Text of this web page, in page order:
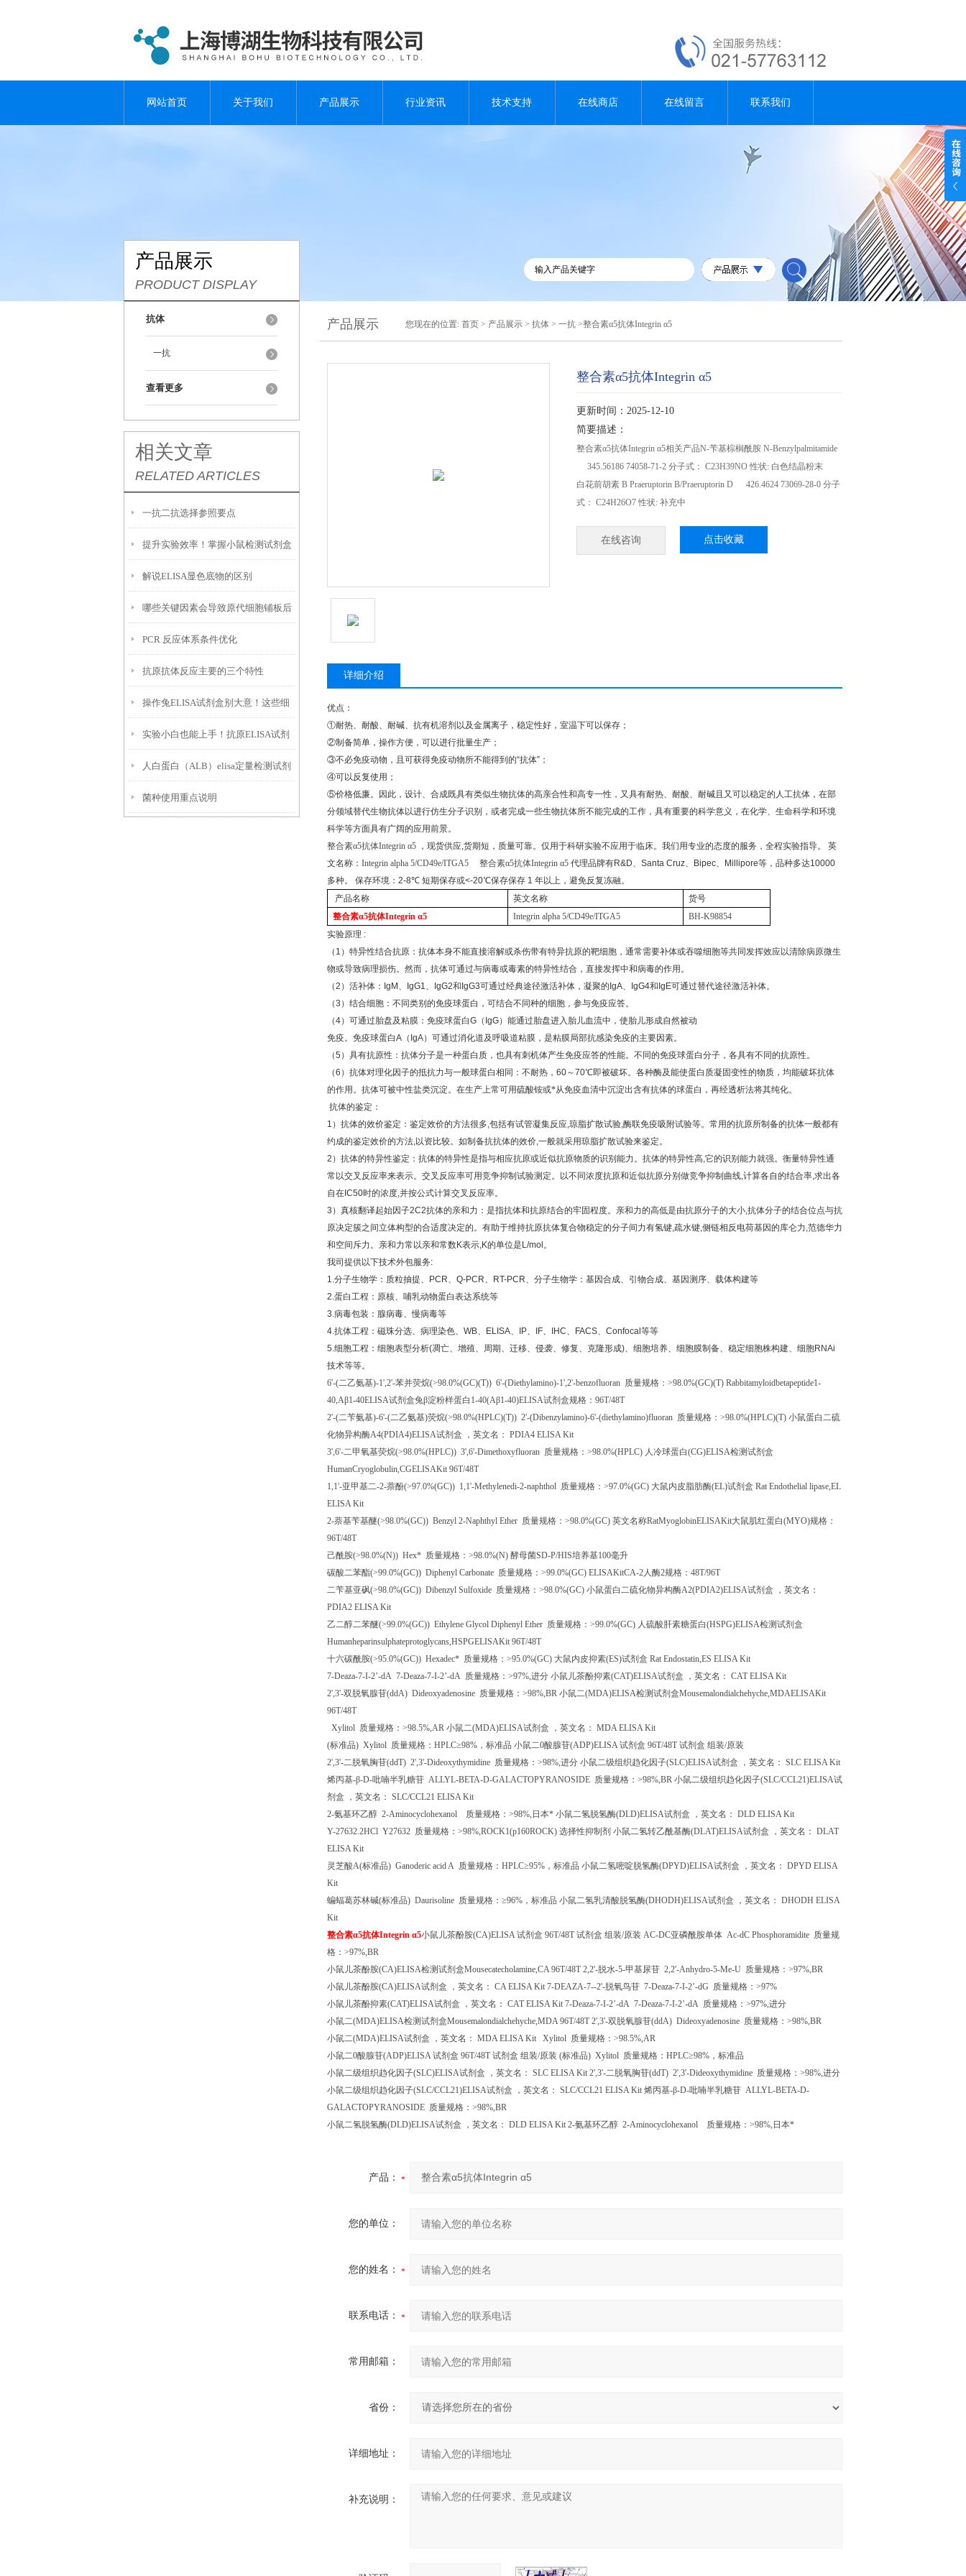
网站首页 关于我们 产品展示 行业资讯 技术支持 在线商店 在线留言 联系我们
产品展示
PRODUCT DISPLAY
抗体
一抗
查看更多
相关文章
RELATED ARTICLES
一抗二抗选择参照要点
提升实验效率！掌握小鼠检测试剂盒
的使用技巧
解说ELISA显色底物的区别
哪些关键因素会导致原代细胞铺板后
贴壁效率低下，大量细胞悬浮无法黏
附
PCR 反应体系条件优化
抗原抗体反应主要的三个特性
操作兔ELISA试剂盒别大意！这些细
节一定要盯紧
实验小白也能上手！抗原ELISA试剂
盒使用全攻略
人白蛋白（ALB）elisa定量检测试剂
盒特点以及技术原理
菌种使用重点说明
产品展示 您现在的位置: 首页 > 产品展示 > 抗体 > 一抗 >整合素α5抗体Integrin α5
整合素α5抗体Integrin α5
更新时间：2025-12-10
简要描述：
整合素α5抗体Integrin α5相关产品N-苄基棕榈酰胺 N-Benzylpalmitamide
345.56186 74058-71-2 分子式： C23H39NO 性状: 白色结晶粉末
白花前胡素 B Praeruptorin B/Praeruptorin D 426.4624 73069-28-0 分子
式： C24H26O7 性状: 补充中
在线咨询 点击收藏
详细介绍
优点：
①耐热、耐酸、耐碱、抗有机溶剂以及金属离子，稳定性好，室温下可以保存；
②制备简单，操作方便，可以进行批量生产；
③不必免疫动物，且可获得免疫动物所不能得到的“抗体” ；
④可以反复使用；
⑤价格低廉。因此，设计、合成既具有类似生物抗体的高亲合性和高专一性，又具有耐热、耐酸、耐碱且又可以稳定的人工抗体，在部
分领域替代生物抗体以进行仿生分子识别，或者完成一些生物抗体所不能完成的工作，具有重要的科学意义，在化学、生命科学和环境
科学等方面具有广阔的应用前景。
整合素α5抗体Integrin α5 ，现货供应,货期短，质量可靠。仅用于科研实验不应用于临床。我们用专业的态度的服务，全程实验指导。
英
文名称： Integrin alpha 5/CD49e/ITGA5 整合素α5抗体Integrin α5 代理品牌有R&D、 Santa Cruz、 Bipec、 Millipore等，品种多达10000
多种。
保存环境： 2-8℃ 短期保存或<-20℃保存保存 1 年以上，避免反复冻融。
产品名称
英文名称
货号
整合素α5抗体Integrinα5 Integrin alpha 5/CD49e/ITGA5
BH-K98854
实验原理 :
（ 1 ）特异性结合抗原：抗体本身不能直接溶解或杀伤带有特异抗原的靶细胞，通常需要补体或吞噬细胞等共同发挥效应以清除病原微生
物或导致病理损伤。然而，抗体可通过与病毒或毒素的特异性结合，直接发挥中和病毒的作用。
（2 ）活补体： IgM 、 IgG1、 IgG2和 IgG3可通过经典途径激活补体，凝聚的 IgA、 IgG4和 IgE可通过替代途径激活补体。
（3 ）结合细胞：不同类别的免疫球蛋白，可结合不同种的细胞，参与免疫应答。
（4）可通过胎盘及粘膜：免疫球蛋白G （ IgG）能通过胎盘进入胎儿血流中，使胎儿形成自然被动
免疫。免疫球蛋白A （ IgA）可通过消化道及呼吸道粘膜，是粘膜局部抗感染免疫的主要因素。
（5 ）具有抗原性：抗体分子是一种蛋白质，也具有刺机体产生免疫应答的性能。不同的免疫球蛋白分子，各具有不同的抗原性。
（6 ）抗体对理化因子的抵抗力与一般球蛋白相同：不耐热， 60～70℃即被破坏。各种酶及能使蛋白质凝固变性的物质，均能破坏抗体
的作用。抗体可被中性盐类沉淀。在生产上常可用硫酸铵或*从免疫血清中沉淀出含有抗体的球蛋白，再经透析法将其纯化。
抗体的鉴定：
1 ）抗体的效价鉴定：鉴定效价的方法很多,包括有试管凝集反应,琼脂扩散试验,酶联免疫吸附试验等。常用的抗原所制备的抗体一般都有
约成的鉴定效价的方法,以资比较。如制备抗抗体的效价,一般就采用琼脂扩散试验来鉴定。
2 ）抗体的特异性鉴定：抗体的特异性是指与相应抗原或近似抗原物质的识别能力。抗体的特异性高,它的识别能力就强。衡量特异性通
常以交叉反应率来表示。交叉反应率可用竞争抑制试验测定。以不同浓度抗原和近似抗原分别做竞争抑制曲线,计算各自的结合率,求出各
自在 IC50时的浓度,并按公式计算交叉反应率。
3 ）真核翻译起始因子2C2抗体的亲和力：是指抗体和抗原结合的牢固程度。亲和力的高低是由抗原分子的大小,抗体分子的结合位点与抗
原决定簇之间立体构型的合适度决定的。有助于维持抗原抗体复合物稳定的分子间力有氢键,疏水键,侧链相反电荷基因的库仑力,范德华力
和空间斥力。亲和力常以亲和常数K表示,K的单位是 L/mol 。
我司提供以下技术外包服务:
1.分子生物学：质粒抽提、 PCR、 Q-PCR、 RT-PCR、分子生物学：基因合成、引物合成、基因测序、载体构建等
2.蛋白工程：原核、哺乳动物蛋白表达系统等
3.病毒包装：腺病毒、慢病毒等
4.抗体工程：磁珠分选、病理染色、 WB、 ELISA、 IP、 IF、 IHC、 FACS、 Confocal 等等
5.细胞工程：细胞表型分析(凋亡、增殖、周期、迁移、侵袭、修复、克隆形成)、细胞培养、细胞膜制备、稳定细胞株构建、细胞RNAi
技术等等。
6'-(二乙氨基)-1',2'-苯并荧烷(>98.0%(GC)(T)) 6'-(Diethylamino)-1',2'-benzofluoran 质量规格： >98.0%(GC)(T) Rabbitamyloidbetapeptide1-
40,Aβ1-40ELISA试剂盒兔β淀粉样蛋白 1-40(Aβ1-40)ELISA试剂盒规格： 96T/48T
2'-(二苄氨基)-6'-(二乙氨基)荧烷(>98.0%(HPLC)(T)) 2'-(Dibenzylamino)-6'-(diethylamino)fluoran 质量规格： >98.0%(HPLC)(T) 小鼠蛋白二硫
化物异构酶A4(PDIA4)ELISA试剂盒 ，英文名： PDIA4 ELISA Kit
3',6'-二甲氧基荧烷(>98.0%(HPLC)) 3',6'-Dimethoxyfluoran 质量规格： >98.0%(HPLC) 人冷球蛋白(CG)ELISA检测试剂盒
HumanCryoglobulin,CGELISAKit 96T/48T
1,1'-亚甲基二-2-萘酚(>97.0%(GC)) 1,1'-Methylenedi-2-naphthol 质量规格： >97.0%(GC) 大鼠内皮脂肪酶(EL)试剂盒 Rat Endothelial lipase,EL
ELISA Kit
2-萘基苄基醚(>98.0%(GC)) Benzyl 2-Naphthyl Ether 质量规格： >98.0%(GC) 英文名称RatMyoglobinELISAKit大鼠肌红蛋白(MYO)规格：
96T/48T
己酰胺(>98.0%(N)) Hex* 质量规格： >98.0%(N) 酵母菌SD-P/HIS培养基100毫升
碳酸二苯酯(>99.0%(GC)) Diphenyl Carbonate 质量规格： >99.0%(GC) ELISAKitCA-2人酶2规格： 48T/96T
二苄基亚砜(>98.0%(GC)) Dibenzyl Sulfoxide 质量规格： >98.0%(GC) 小鼠蛋白二硫化物异构酶A2(PDIA2)ELISA试剂盒
，英文名：
PDIA2 ELISA Kit
乙二醇二苯醚(>99.0%(GC)) Ethylene Glycol Diphenyl Ether 质量规格： >99.0%(GC) 人硫酸肝素糖蛋白(HSPG)ELISA检测试剂盒
Humanheparinsulphateprotoglycans,HSPGELISAKit 96T/48T
十六碳酰胺(>95.0%(GC)) Hexadec* 质量规格： >95.0%(GC) 大鼠内皮抑素(ES)试剂盒 Rat Endostatin,ES ELISA Kit
7-Deaza-7-I-2’-dA 7-Deaza-7-I-2’-dA 质量规格： >97%,进分 小鼠儿茶酚抑素(CAT)ELISA试剂盒 ，英文名： CAT ELISA Kit
2',3'-双脱氧腺苷(ddA) Dideoxyadenosine 质量规格： >98%,BR 小鼠二(MDA)ELISA检测试剂盒Mousemalondialchehyche,MDAELISAKit
96T/48T
Xylitol 质量规格： >98.5%,AR 小鼠二(MDA)ELISA试剂盒 ，英文名： MDA ELISA Kit
(标准品) Xylitol 质量规格： HPLC≥98% ，标准品 小鼠二0酸腺苷(ADP)ELISA试剂盒 96T/48T 试剂盒 组装/原装
2',3'-二脱氧胸苷(ddT) 2',3'-Dideoxythymidine 质量规格： >98%,进分 小鼠二级组织趋化因子(SLC)ELISA试剂盒 ，英文名： SLC ELISA Kit
烯丙基-β-D-吡喃半乳糖苷 ALLYL-BETA-D-GALACTOPYRANOSIDE 质量规格： >98%,BR 小鼠二级组织趋化因子(SLC/CCL21)ELISA试
剂盒
，英文名： SLC/CCL21 ELISA Kit
2-氨基环乙醇 2-Aminocyclohexanol 质量规格： >98%, 日本* 小鼠二氢脱氢酶(DLD)ELISA试剂盒 ，英文名： DLD ELISA Kit
Y-27632.2HCl Y27632 质量规格： >98%,ROCK1(p160ROCK) 选择性抑制剂 小鼠二氢转乙酰基酶(DLAT)ELISA试剂盒 ，英文名： DLAT
ELISA Kit
灵芝酸A(标准品) Ganoderic acid A 质量规格： HPLC≥95% ，标准品 小鼠二氢嘧啶脱氢酶(DPYD)ELISA试剂盒 ，英文名： DPYD ELISA
Kit
蝙蝠葛苏林碱(标准品) Daurisoline 质量规格：≥96% ，标准品 小鼠二氢乳清酸脱氢酶(DHODH)ELISA试剂盒 ，英文名： DHODH ELISA
Kit
整合素α5抗体Integrin α5小鼠儿茶酚胺(CA)ELISA试剂盒 96T/48T 试剂盒 组装/原装 AC-DC亚磷酰胺单体 Ac-dC Phosphoramidite 质量规
格： >97%,BR
小鼠儿茶酚胺(CA)ELISA检测试剂盒Mousecatecholamine,CA 96T/48T 2,2'-脱水-5-甲基尿苷 2,2'-Anhydro-5-Me-U 质量规格： >97%,BR
小鼠儿茶酚胺(CA)ELISA试剂盒 ，英文名： CA ELISA Kit 7-DEAZA-7--2'-脱氧鸟苷 7-Deaza-7-I-2’-dG 质量规格： >97%
小鼠儿茶酚抑素(CAT)ELISA试剂盒 ，英文名： CAT ELISA Kit 7-Deaza-7-I-2’-dA 7-Deaza-7-I-2’-dA 质量规格： >97%,进分
小鼠二(MDA)ELISA检测试剂盒Mousemalondialchehyche,MDA 96T/48T 2',3'-双脱氧腺苷(ddA) Dideoxyadenosine 质量规格： >98%,BR
小鼠二(MDA)ELISA试剂盒 ，英文名： MDA ELISA Kit Xylitol 质量规格： >98.5%,AR
小鼠二0酸腺苷(ADP)ELISA试剂盒 96T/48T 试剂盒 组装/原装 (标准品) Xylitol 质量规格： HPLC≥98% ，标准品
小鼠二级组织趋化因子(SLC)ELISA试剂盒 ，英文名： SLC ELISA Kit 2',3'-二脱氧胸苷(ddT) 2',3'-Dideoxythymidine 质量规格： >98%,进分
小鼠二级组织趋化因子(SLC/CCL21)ELISA试剂盒 ，英文名： SLC/CCL21 ELISA Kit 烯丙基-β-D-吡喃半乳糖苷 ALLYL-BETA-D-
GALACTOPYRANOSIDE 质量规格： >98%,BR
小鼠二氢脱氢酶(DLD)ELISA试剂盒 ，英文名： DLD ELISA Kit 2-氨基环乙醇 2-Aminocyclohexanol 质量规格： >98%, 日本*
产品：
您的单位：
您的姓名：
联系电话：
常用邮箱：
省份：
详细地址：
补充说明：